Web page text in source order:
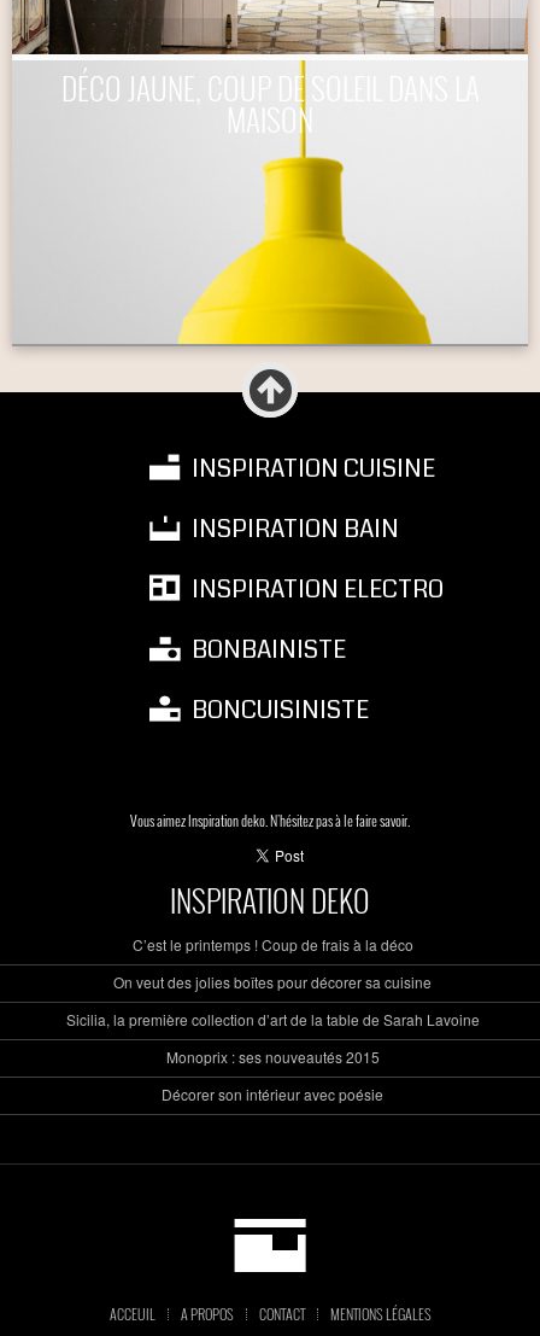
DÉCO JAUNE, COUP DE SOLEIL DANS LA
MAISON
INSPIRATION CUISINE
INSPIRATION BAIN
INSPIRATION ELECTRO
BONBAINISTE
BONCUISINISTE
Vous aimez Inspiration deko. N'hésitez pas à le faire savoir.
INSPIRATION DEKO
C’est le printemps ! Coup de frais à la déco
On veut des jolies boîtes pour décorer sa cuisine
Sicilia, la première collection d’art de la table de Sarah Lavoine
Monoprix : ses nouveautés 2015
Décorer son intérieur avec poésie
ACCEUIL A PROPOS CONTACT MENTIONS LÉGALES